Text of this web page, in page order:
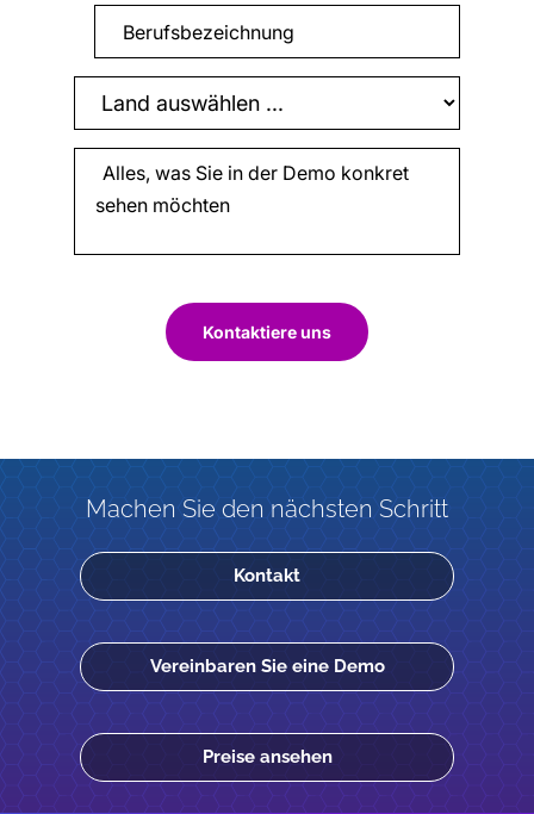
Kontaktiere uns
Machen Sie den nächsten Schritt
Kontakt
Vereinbaren Sie eine Demo
Preise ansehen